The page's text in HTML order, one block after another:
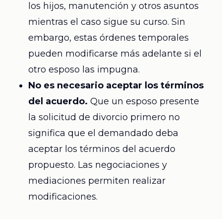
los hijos, manutención y otros asuntos
mientras el caso sigue su curso. Sin
embargo, estas órdenes temporales
pueden modificarse más adelante si el
otro esposo las impugna.
No es necesario aceptar los términos
del acuerdo. Que un esposo presente
la solicitud de divorcio primero no
significa que el demandado deba
aceptar los términos del acuerdo
propuesto. Las negociaciones y
mediaciones permiten realizar
modificaciones.